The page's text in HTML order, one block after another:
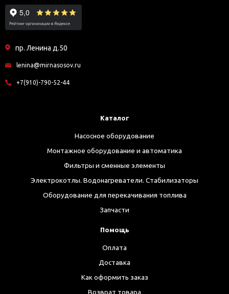
пр. Ленина д.50
lenina@mirnasosov.ru
+7(910)-790-52-44
Каталог
Насосное оборудование
Монтажное оборудование и автоматика
Фильтры и сменные элементы
Электрокотлы. Водонагреватели. Стабилизаторы
Оборудование для перекачивания топлива
Запчасти
Помощь
Оплата
Доставка
Как оформить заказ
Возврат товара